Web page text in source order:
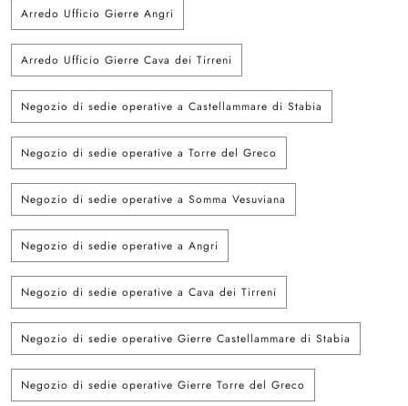
Arredo Ufficio Gierre Angri
Arredo Ufficio Gierre Cava dei Tirreni
Negozio di sedie operative a Castellammare di Stabia
Negozio di sedie operative a Torre del Greco
Negozio di sedie operative a Somma Vesuviana
Negozio di sedie operative a Angri
Negozio di sedie operative a Cava dei Tirreni
Negozio di sedie operative Gierre Castellammare di Stabia
Negozio di sedie operative Gierre Torre del Greco